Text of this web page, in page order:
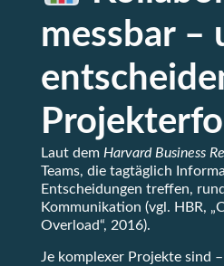
messbar –
Laut dem Harvard Business
Teams, die tagtäglich
Entscheidungen treffen,
Kommunikation (vgl. HBR,
Overload“, 2016).
Je komplexer Projekte sind